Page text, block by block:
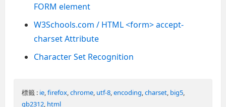
FORM element
W3Schools.com / HTML <form> accept-
charset Attribute
Character Set Recognition
標籤 : ie ,firefox ,chrome utf-8 ,encoding ,charset big5
gb2312 html